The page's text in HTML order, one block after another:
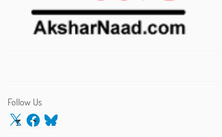
Follow Us
X Facebook
Bluesky